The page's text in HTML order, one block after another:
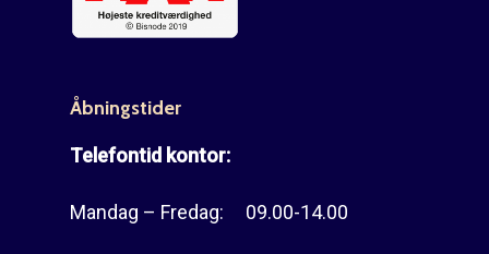
Åbningstider
Telefontid kontor:
Mandag – Fredag: 09.00-14.00